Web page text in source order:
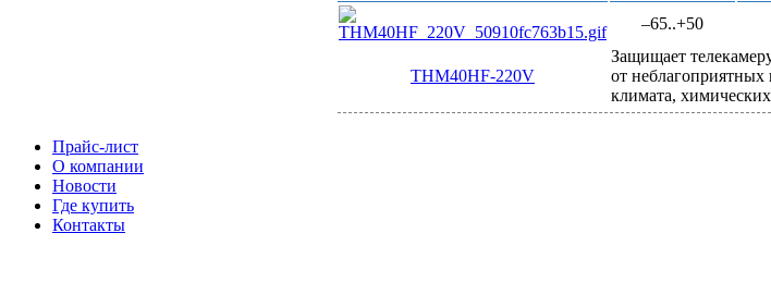
–65..+50
THM40HF-220V
Защищает
от
климата,
Прайс-лист
О компании
Новости
Где купить
Контакты